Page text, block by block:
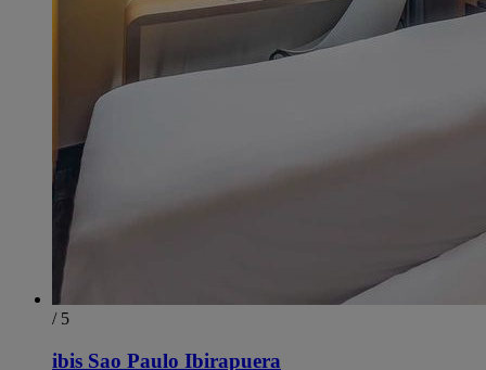
/ 5
ibis Sao Paulo Ibirapuera